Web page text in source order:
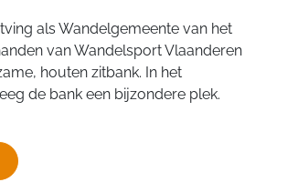
als Wandelgemeente van het
van Wandelsport Vlaanderen
houten zitbank. In het
de bank een bijzondere plek.